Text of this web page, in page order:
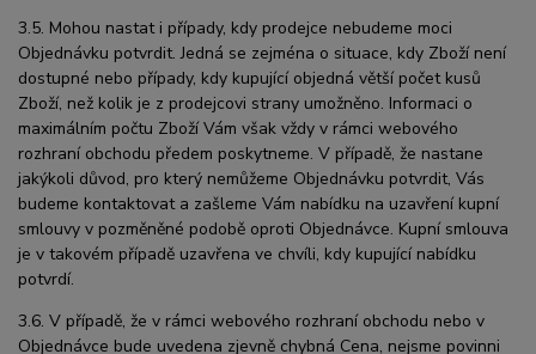
3.5. Mohou nastat i případy, kdy prodejce nebudeme moci
Objednávku potvrdit. Jedná se zejména o situace, kdy Zboží není
dostupné nebo případy, kdy kupující objedná větší počet kusů
Zboží, než kolik je z prodejcovi strany umožněno. Informaci o
maximálním počtu Zboží Vám však vždy v rámci webového
rozhraní obchodu předem poskytneme. V případě, že nastane
jakýkoli důvod, pro který nemůžeme Objednávku potvrdit, Vás
budeme kontaktovat a zašleme Vám nabídku na uzavření kupní
smlouvy v pozměněné podobě oproti Objednávce. Kupní smlouva
je v takovém případě uzavřena ve chvíli, kdy kupující nabídku
potvrdí.
3.6. V případě, že v rámci webového rozhraní obchodu nebo v
Objednávce bude uvedena zjevně chybná Cena, nejsme povinni